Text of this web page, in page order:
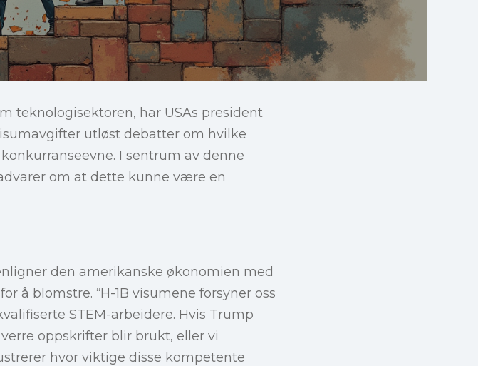
teknologisektoren, har USAs president
utløst debatter om hvilke
I sentrum av denne
om at dette kunne være en
den amerikanske økonomien med
å blomstre. “H-1B visumene forsyner oss
STEM-arbeidere. Hvis Trump
oppskrifter blir brukt, eller vi
hvor viktige disse kompetente